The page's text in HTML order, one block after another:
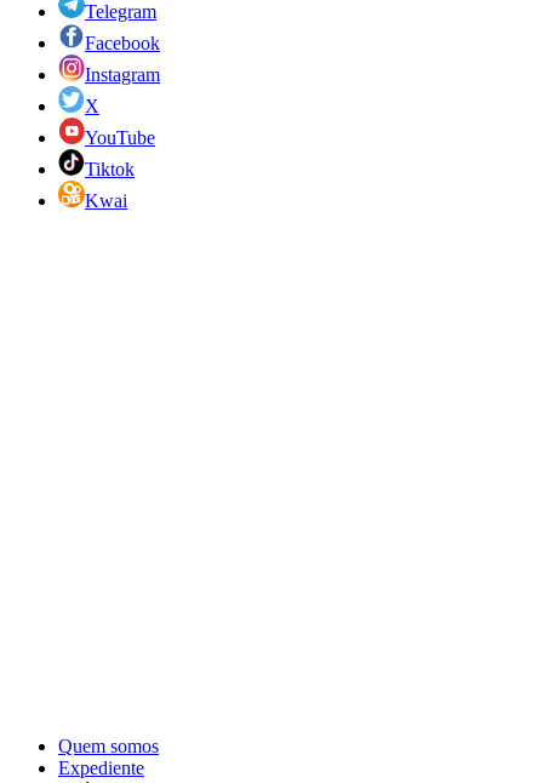
Telegram
Facebook
Instagram
X
YouTube
Tiktok
Kwai
Quem somos
Expediente